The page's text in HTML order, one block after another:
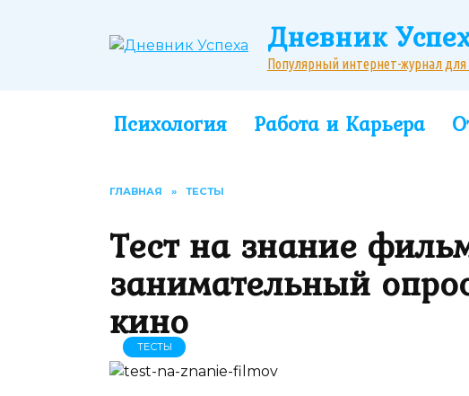
Дневник
Популярный интернет-журнал для
Психология Работа и Карьера
ГЛАВНАЯ » ТЕСТЫ
Тест на знание
занимательный
кино
ТЕСТЫ